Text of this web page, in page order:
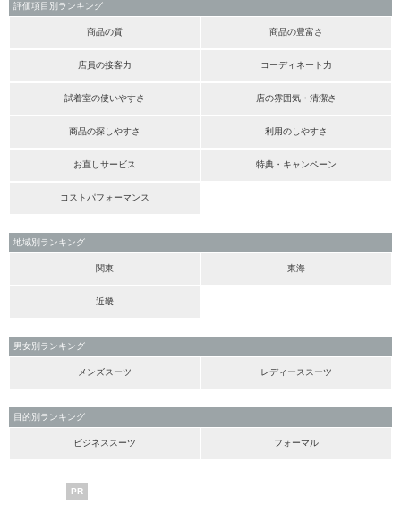
評価項目別ランキング
商品の質 商品の豊富さ
店員の接客力 コーディネート力
試着室の使いやすさ 店の雰囲気・清潔さ
商品の探しやすさ 利用のしやすさ
お直しサービス 特典・キャンペーン
コストパフォーマンス
地域別ランキング
関東 東海
近畿
男女別ランキング
メンズスーツ レディーススーツ
目的別ランキング
ビジネススーツ フォーマル
PR